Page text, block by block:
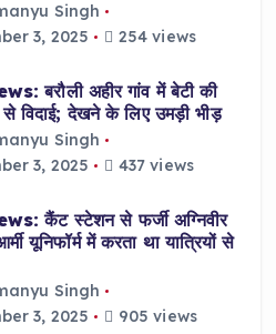
Singh
3, 2025
254 views
बरौली अहीर गांव में बेटी की
से विदाई; देखने के लिए उमड़ी भीड़
Singh
3, 2025
437 views
कैंट स्टेशन से फर्जी अग्निवीर
यूनिफॉर्म में करता था यात्रियों से
Singh
3, 2025
905 views